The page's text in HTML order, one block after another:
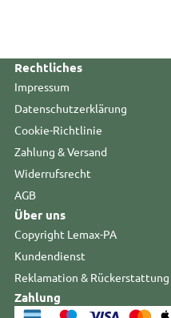
Rechtliches
Impressum
Datenschutzerklärung
Cookie-Richtlinie
Zahlung & Versand
Widerrufsrecht
AGB
Über uns
Copyright Lemax-PA
Kundendienst
Reklamation & Rückerstattung
Zahlung